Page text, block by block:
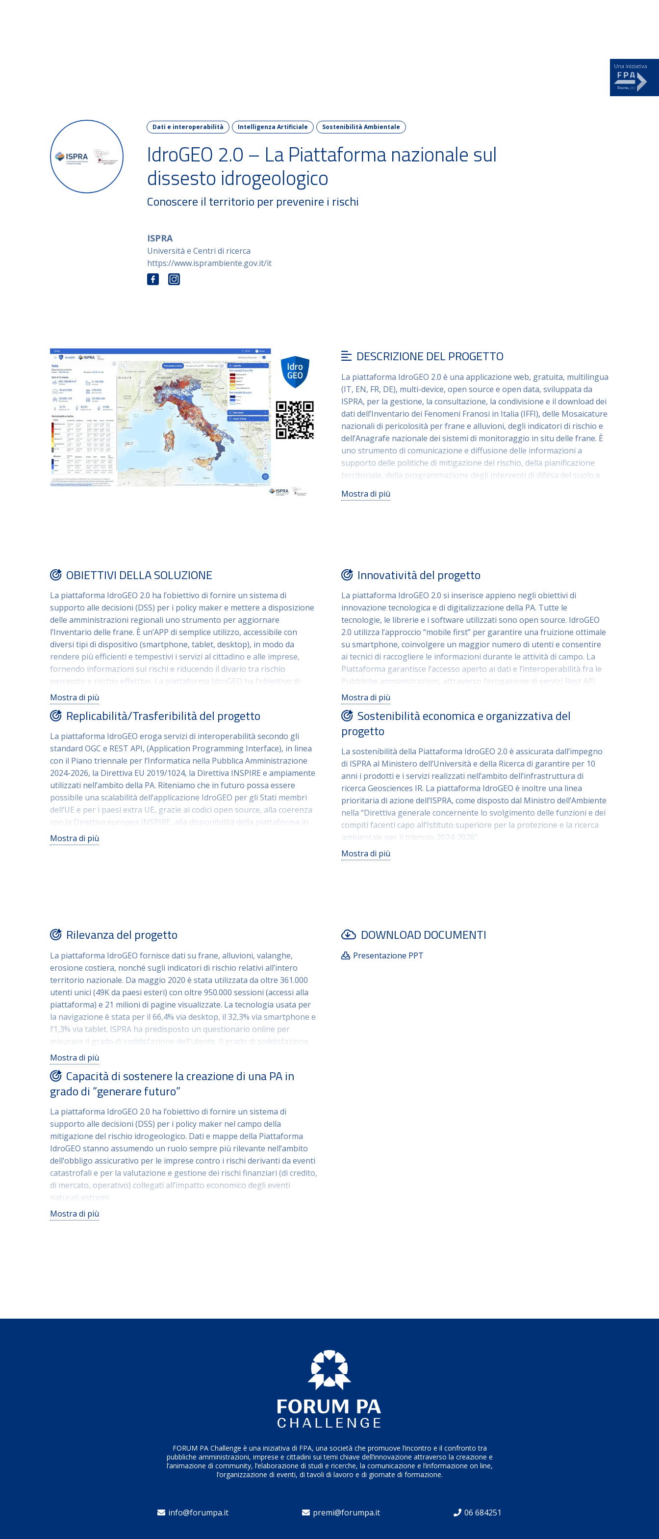
Dati e interoperabilità Intelligenza Artificiale Sostenibilità Ambientale
IdroGEO 2.0 – La Piattaforma nazionale sul
dissesto idrogeologico
Conoscere il territorio per prevenire i rischi
ISPRA
Università e Centri di ricerca
https://www.isprambiente.gov.it/it
DESCRIZIONE DEL PROGETTO
La piattaforma IdroGEO 2.0 è una applicazione web, gratuita, multilingua
(IT, EN, FR, DE), multi-device, open source e open data, sviluppata da
ISPRA, per la gestione, la consultazione, la condivisione e il download dei
dati dell’Inventario dei Fenomeni Franosi in Italia (IFFI), delle Mosaicature
nazionali di pericolosità per frane e alluvioni, degli indicatori di rischio e
dell’Anagrafe nazionale dei sistemi di monitoraggio in situ delle frane. È
uno strumento di comunicazione e diffusione delle informazioni a
supporto delle politiche di mitigazione del rischio, della pianificazione
territoriale, della programmazione degli interventi di difesa del suolo e
Mostra di più
OBIETTIVI DELLA SOLUZIONE
La piattaforma IdroGEO 2.0 ha l’obiettivo di fornire un sistema di
supporto alle decisioni (DSS) per i policy maker e mettere a disposizione
delle amministrazioni regionali uno strumento per aggiornare
l’Inventario delle frane. È un’APP di semplice utilizzo, accessibile con
diversi tipi di dispositivo (smartphone, tablet, desktop), in modo da
rendere più efficienti e tempestivi i servizi al cittadino e alle imprese,
fornendo informazioni sui rischi e riducendo il divario tra rischio
percepito e rischio effettivo. La piattaforma IdroGEO ha l’obiettivo di
coinvolgere e aumentare la resilienza delle comunità, favorendo una
maggiore consapevolezza dei cittadini e delle imprese sui rischi che
interessano il proprio territorio e decisioni informate su dove acquistare
Mostra di più
Replicabilità/Trasferibilità del progetto
La piattaforma IdroGEO eroga servizi di interoperabilità secondo gli
standard OGC e REST API, (Application Programming Interface), in linea
con il Piano triennale per l’Informatica nella Pubblica Amministrazione
2024-2026, la Direttiva EU 2019/1024, la Direttiva INSPIRE e ampiamente
utilizzati nell’ambito della PA. Riteniamo che in futuro possa essere
possibile una scalabilità dell’applicazione IdroGEO per gli Stati membri
dell’UE e per i paesi extra UE, grazie ai codici open source, alla coerenza
con la Direttiva europea INSPIRE, alla disponibilità della piattaforma in
quattro lingue.
Mostra di più
Innovatività del progetto
La piattaforma IdroGEO 2.0 si inserisce appieno negli obiettivi di
innovazione tecnologica e di digitalizzazione della PA. Tutte le
tecnologie, le librerie e i software utilizzati sono open source. IdroGEO
2.0 utilizza l’approccio “mobile first” per garantire una fruizione ottimale
su smartphone, coinvolgere un maggior numero di utenti e consentire
ai tecnici di raccogliere le informazioni durante le attività di campo. La
Piattaforma garantisce l’accesso aperto ai dati e l’interoperabilità fra le
Pubbliche amministrazioni, attraverso l’erogazione di servizi Rest API
(Application Programming Interface), in linea con il Piano triennale per
l’Informatica nella Pubblica Amministrazione 2024-2026 e la Direttiva EU
2019/1024.
elevazione, live webcam, percorsi e storie sulle frane italiane.
Mostra di più
Sostenibilità economica e organizzativa del
progetto
La sostenibilità della Piattaforma IdroGEO 2.0 è assicurata dall’impegno
di ISPRA al Ministero dell’Università e della Ricerca di garantire per 10
anni i prodotti e i servizi realizzati nell’ambito dell’infrastruttura di
ricerca Geosciences IR. La piattaforma IdroGEO è inoltre una linea
prioritaria di azione dell’ISPRA, come disposto dal Ministro dell’Ambiente
nella “Direttiva generale concernente lo svolgimento delle funzioni e dei
compiti facenti capo all’Istituto superiore per la protezione e la ricerca
ambientale per il triennio 2024-2026”.
IdroGEO 2.0 contribuisce inoltre al rafforzamento della capacità
Mostra di più
Rilevanza del progetto
La piattaforma IdroGEO fornisce dati su frane, alluvioni, valanghe,
erosione costiera, nonché sugli indicatori di rischio relativi all’intero
territorio nazionale. Da maggio 2020 è stata utilizzata da oltre 361.000
utenti unici (49K da paesi esteri) con oltre 950.000 sessioni (accessi alla
piattaforma) e 21 milioni di pagine visualizzate. La tecnologia usata per
la navigazione è stata per il 66,4% via desktop, il 32,3% via smartphone e
l’1,3% via tablet. ISPRA ha predisposto un questionario online per
misurare il grado di soddisfazione dell’utente. Il grado di soddisfazione
complessivo è risultato ottimo per il 44% del campione, discreto per il
40% e sufficiente per il 16%. Le caratteristiche più apprezzate sono
risultate la semplicità di utilizzo, la chiarezza e completezza
dell’informazione, la disponibilità e il riuso dei dati.
Mostra di più
Capacità di sostenere la creazione di una PA in
grado di “generare futuro”
La piattaforma IdroGEO 2.0 ha l’obiettivo di fornire un sistema di
supporto alle decisioni (DSS) per i policy maker nel campo della
mitigazione del rischio idrogeologico. Dati e mappe della Piattaforma
IdroGEO stanno assumendo un ruolo sempre più rilevante nell’ambito
dell’obbligo assicurativo per le imprese contro i rischi derivanti da eventi
catastrofali e per la valutazione e gestione dei rischi finanziari (di credito,
di mercato, operativo) collegati all’impatto economico degli eventi
naturali estremi
IdroGEO 2.0 offre un assistente virtuale (chatbot) basato sull’Intelligenza
Artificiale che dialoga con l’utente, accede ai dati e alle funzionalità della
Mostra di più
DOWNLOAD DOCUMENTI
Presentazione PPT
FORUM PA Challenge è una iniziativa di FPA, una società che promuove l’incontro e il confronto tra
pubbliche amministrazioni, imprese e cittadini sui temi chiave dell’innovazione attraverso la creazione e
l’animazione di community, l’elaborazione di studi e ricerche, la comunicazione e l’informazione on line,
l’organizzazione di eventi, di tavoli di lavoro e di giornate di formazione.
info@forumpa.it premi@forumpa.it 06 684251